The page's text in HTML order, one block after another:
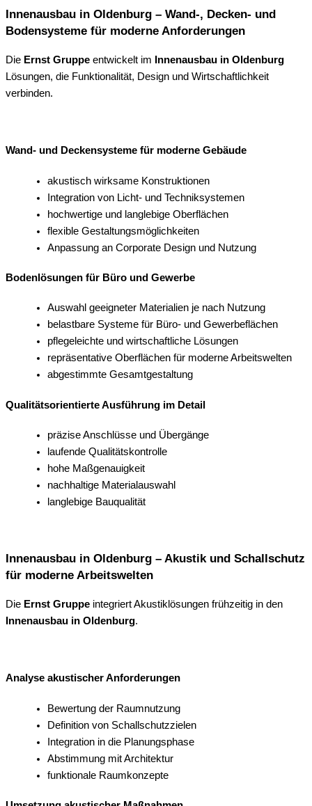
Innenausbau in Oldenburg – Wand-, Decken- und
Bodensysteme für moderne Anforderungen
Die Ernst Gruppe entwickelt im
Innenausbau in Oldenburg
Lösungen, die Funktionalität, Design und Wirtschaftlichkeit
verbinden.
Wand- und Deckensysteme für moderne Gebäude
akustisch wirksame Konstruktionen
Integration von Licht- und Techniksystemen
hochwertige und langlebige Oberflächen
flexible Gestaltungsmöglichkeiten
Anpassung an Corporate Design und Nutzung
Bodenlösungen für Büro und Gewerbe
Auswahl geeigneter Materialien je nach Nutzung
belastbare Systeme für Büro- und Gewerbeflächen
pflegeleichte und wirtschaftliche Lösungen
repräsentative Oberflächen für moderne Arbeitswelten
abgestimmte Gesamtgestaltung
Qualitätsorientierte Ausführung im Detail
präzise Anschlüsse und Übergänge
laufende Qualitätskontrolle
hohe Maßgenauigkeit
nachhaltige Materialauswahl
langlebige Bauqualität
Innenausbau in Oldenburg – Akustik und Schallschutz
für moderne Arbeitswelten
Die Ernst Gruppe integriert Akustiklösungen frühzeitig in den
Innenausbau in Oldenburg.
Analyse akustischer Anforderungen
Bewertung der Raumnutzung
Definition von Schallschutzzielen
Integration in die Planungsphase
Abstimmung mit Architektur
funktionale Raumkonzepte